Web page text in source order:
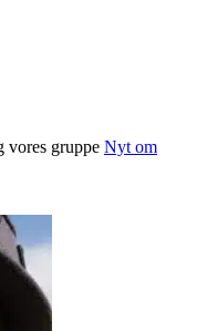
vores gruppe Nyt om